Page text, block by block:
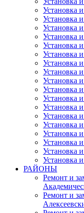
Установка
Установка
Установка
Установка
Установка
Установка
Установка
Установка
Установка
Установка
Установка
Установка
Установка
Установка
Установка
Установка
Установка
Установка
РАЙОНЫ
Ремонт и
Ремонт и